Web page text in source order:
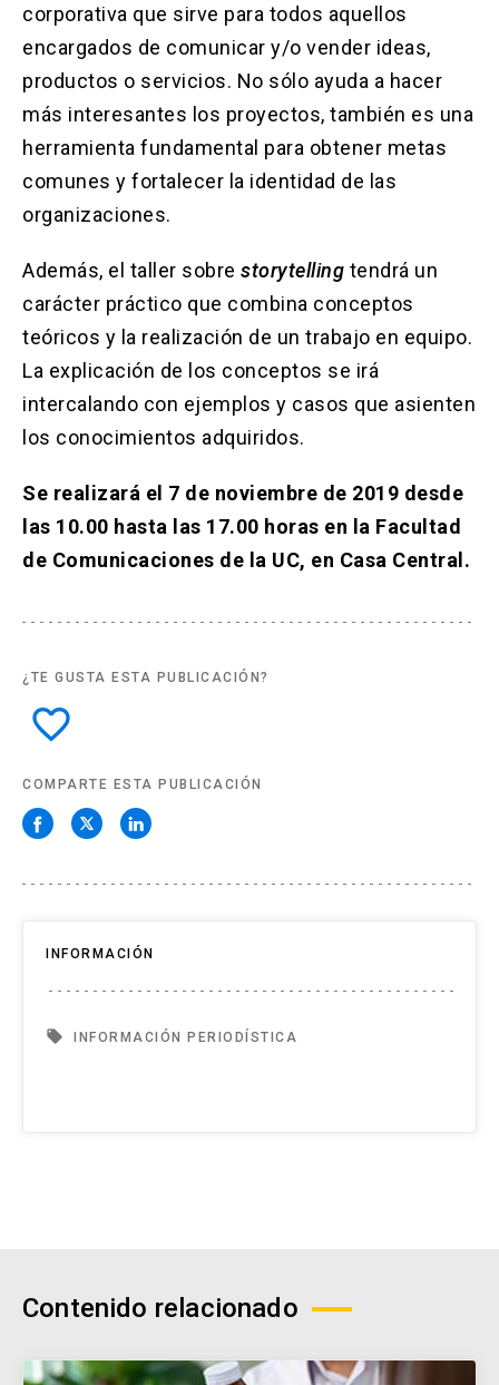
corporativa que sirve para todos aquellos
encargados de comunicar y/o vender ideas,
productos o servicios. No sólo ayuda a hacer
más interesantes los proyectos, también es una
herramienta fundamental para obtener metas
comunes y fortalecer la identidad de las
organizaciones.
Además, el taller sobre storytelling tendrá un
carácter práctico que combina conceptos
teóricos y la realización de un trabajo en equipo.
La explicación de los conceptos se irá
intercalando con ejemplos y casos que asienten
los conocimientos adquiridos.
Se realizará el 7 de noviembre de 2019 desde
las 10.00 hasta las 17.00 horas en la Facultad
de Comunicaciones de la UC, en Casa Central.
¿TE GUSTA ESTA PUBLICACIÓN?
favorite_border
COMPARTE ESTA PUBLICACIÓN
INFORMACIÓN
local_offer INFORMACIÓN PERIODÍSTICA
Contenido relacionado